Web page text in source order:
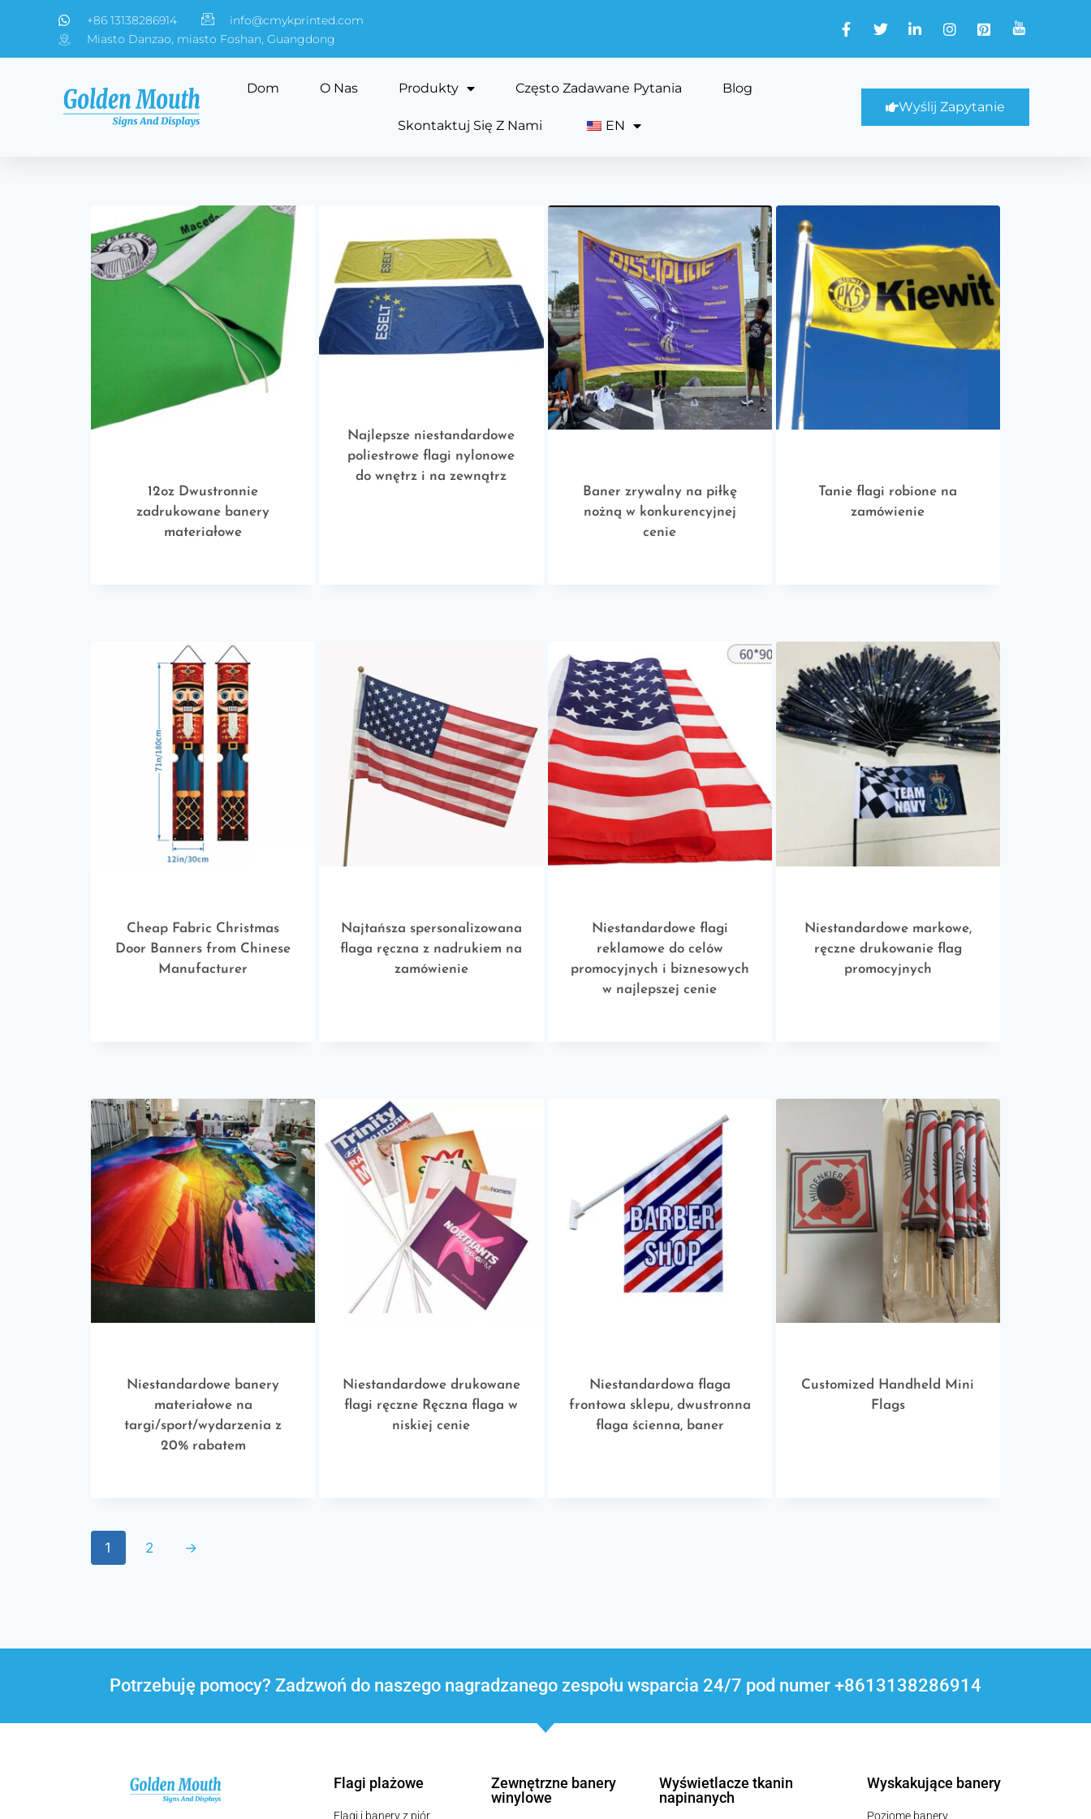
+86 13138286914
info@cmykprinted.com
Miasto Danzao, miasto Foshan, Guangdong
Dom O Nas Produkty Często Zadawane Pytania Blog
Skontaktuj Się Z Nami EN
Wyślij Zapytanie
12oz Dwustronnie
zadrukowane banery
materiałowe
Najlepsze niestandardowe
poliestrowe flagi nylonowe
do wnętrz i na zewnątrz
Baner zrywalny na piłkę
nożną w konkurencyjnej
cenie
Tanie flagi robione na
zamówienie
Cheap Fabric Christmas
Door Banners from Chinese
Manufacturer
Najtańsza spersonalizowana
flaga ręczna z nadrukiem na
zamówienie
Niestandardowe flagi
reklamowe do celów
promocyjnych i biznesowych
w najlepszej cenie
Niestandardowe markowe,
ręczne drukowanie flag
promocyjnych
Niestandardowe banery
materiałowe na
targi/sport/wydarzenia z
20% rabatem
Niestandardowe drukowane
flagi ręczne Ręczna flaga w
niskiej cenie
Niestandardowa flaga
frontowa sklepu, dwustronna
flaga ścienna, baner
Customized Handheld Mini
Flags
1 2 →
Potrzebuję pomocy? Zadzwoń do naszego nagradzanego zespołu wsparcia 24/7 pod numer +8613138286914
Flagi plażowe
Flagi i banery z piór
Zewnętrzne banery
winylowe
Wyświetlacze tkanin
napinanych
Wyskakujące banery
Poziome banery